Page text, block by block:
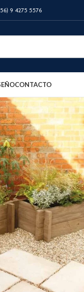
9 4275 5576
CONTACTO